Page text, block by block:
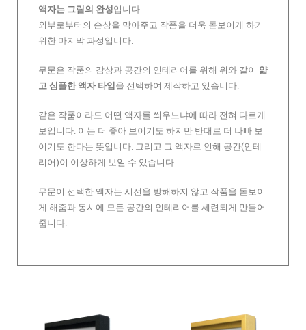
액자는 그림의 완성입니다.
외부로부터의 손상을 막아주고 작품을 더욱 돋보이게 하기
위한 마지막 과정입니다.
무문은 작품의 감상과 공간의 인테리어를 위해 위와 같이 얇
고 심플한 액자 타입 을 선택하여 제작하고 있습니다.
같은 작품이라도 어떤 액자를 씌우느냐에 따라 전혀 다르게
보입니다. 이는 더 좋아 보이기도 하지만 반대로 더 나빠 보
이기도 한다는 뜻입니다. 그리고 그 액자로 인해 공간(인테
리어)이 이상하게 보일 수 있습니다.
무문이 선택한 액자는 시선을 방해하지 않고 작품을 돋보이
게 해줌과 동시에 모든 공간의 인테리어를 세련되게 만들어
줍니다.